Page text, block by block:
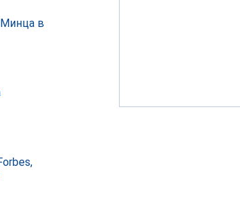
Минца в